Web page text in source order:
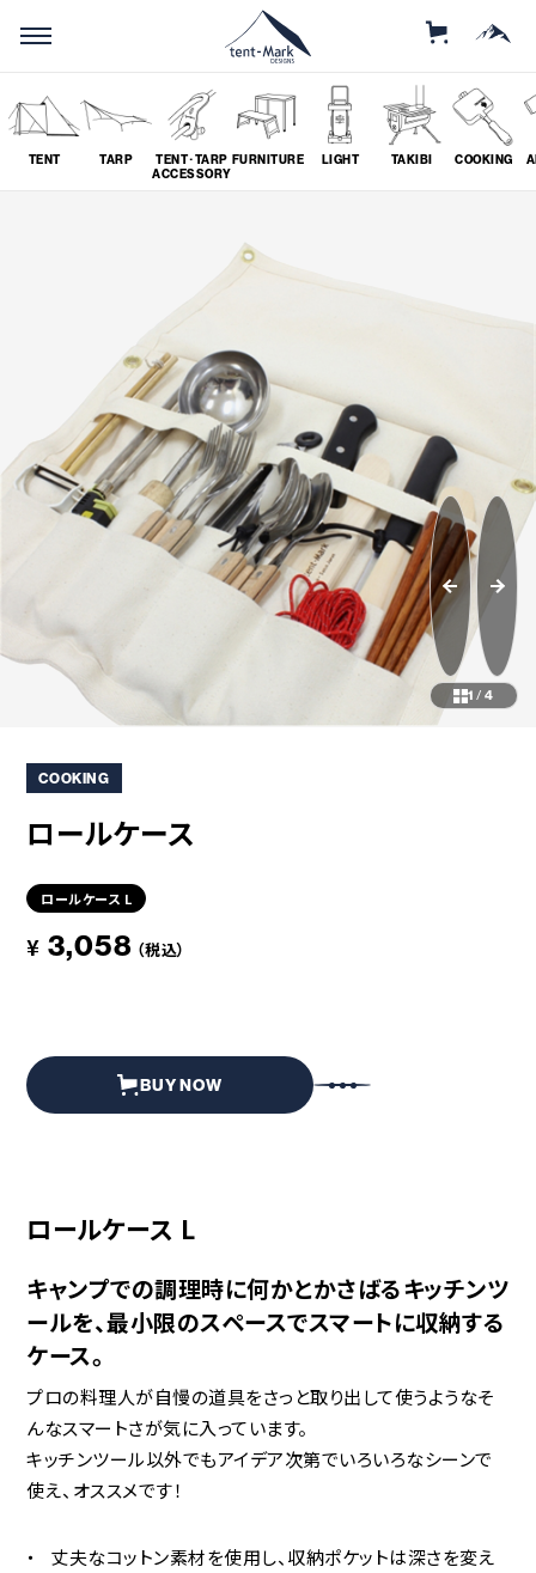
STORE
MOUNTAIN
TENT
TARP
TENT･TARP
ACCESSORY
FURNITURE LIGHT TAKIBI COOKING
ソロ
# SOLO
ツーリング
# TOURING
料理
# COOKING
コラボレーション 粋
# IKI
1 /4
COOKING
ロールケース
ロールケース L
¥ 3,058 （税込）
BUY NOW
ロールケース L
キャンプでの調理時に何かとかさばるキッチンツ
ールを、最小限のスペースでスマートに収納する
ケース。
プロの料理人が自慢の道具をさっと取り出して使うようなそ
んなスマートさが気に入っています。
キッチンツール以外でもアイデア次第でいろいろなシーンで
使え、オススメです！
丈夫なコットン素材を使用し、収納ポケットは深さを変え